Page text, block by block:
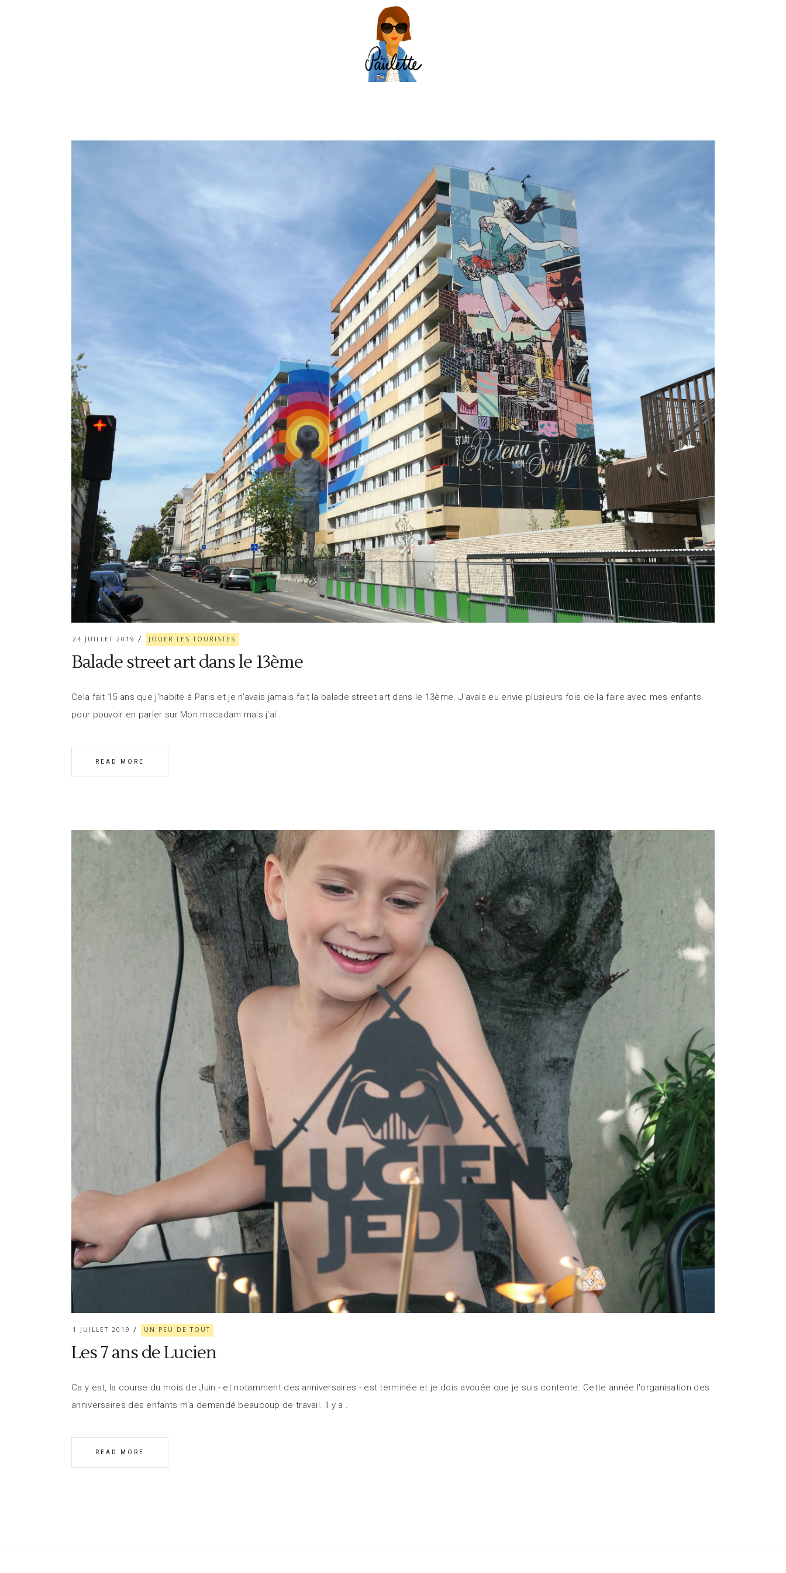
24 JUILLET 2019 JOUER LES TOURISTES
Balade street art dans le 13ème
Cela fait 15 ans que j'habite à Paris et je n'avais jamais fait la balade street art dans le 13ème. J'avais eu envie plusieurs fois de la faire avec mes enfants
pour pouvoir en parler sur Mon macadam mais j'ai
READ MORE
1 JUILLET 2019 UN PEU DE TOUT
Les 7 ans de Lucien
Ca y est, la course du mois de Juin - et notamment des anniversaires - est terminée et je dois avouée que je suis contente. Cette année l'organisation des
anniversaires des enfants m'a demandé beaucoup de travail. Il y a
READ MORE